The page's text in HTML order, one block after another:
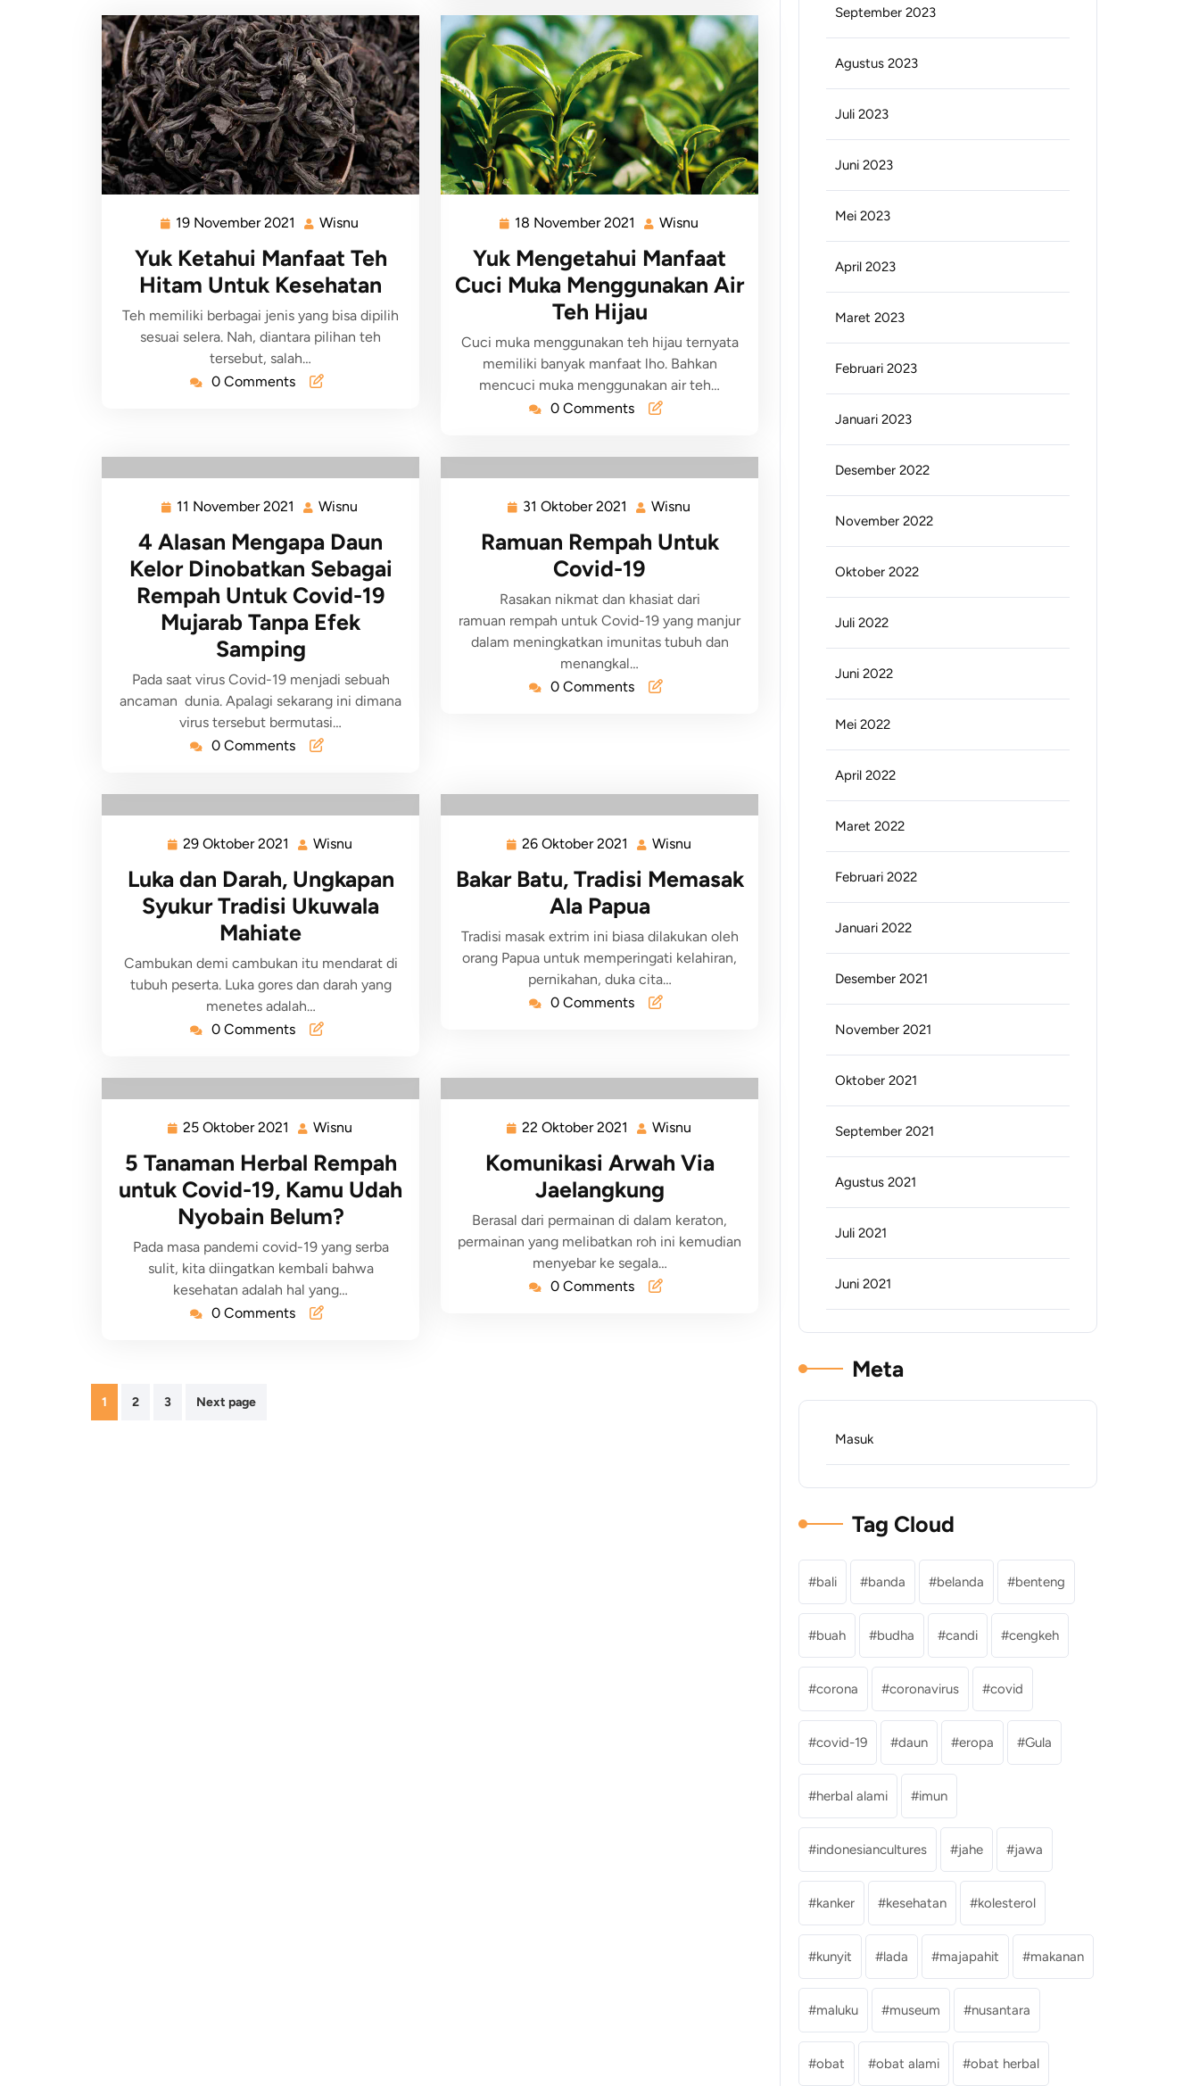
19 November 2021 Wisnu
Yuk Ketahui Manfaat Teh
Hitam Untuk Kesehatan
Teh memiliki berbagai jenis yang bisa dipilih
sesuai selera. Nah, diantara pilihan teh
tersebut, salah…
0 Comments
18 November 2021 Wisnu
Yuk Mengetahui Manfaat
Cuci Muka Menggunakan Air
Teh Hijau
Cuci muka menggunakan teh hijau ternyata
memiliki banyak manfaat lho. Bahkan
mencuci muka menggunakan air teh…
0 Comments
11 November 2021 Wisnu
4 Alasan Mengapa Daun
Kelor Dinobatkan Sebagai
Rempah Untuk Covid-19
Mujarab Tanpa Efek
Samping
Pada saat virus Covid-19 menjadi sebuah
ancaman dunia. Apalagi sekarang ini dimana
virus tersebut bermutasi…
0 Comments
31 Oktober 2021 Wisnu
Ramuan Rempah Untuk
Covid-19
Rasakan nikmat dan khasiat dari
ramuan rempah untuk Covid-19 yang manjur
dalam meningkatkan imunitas tubuh dan
menangkal…
0 Comments
29 Oktober 2021 Wisnu
Luka dan Darah, Ungkapan
Syukur Tradisi Ukuwala
Mahiate
Cambukan demi cambukan itu mendarat di
tubuh peserta. Luka gores dan darah yang
menetes adalah…
0 Comments
26 Oktober 2021 Wisnu
Bakar Batu, Tradisi Memasak
Ala Papua
Tradisi masak extrim ini biasa dilakukan oleh
orang Papua untuk memperingati kelahiran,
pernikahan, duka cita…
0 Comments
25 Oktober 2021 Wisnu
5 Tanaman Herbal Rempah
untuk Covid-19, Kamu Udah
Nyobain Belum?
Pada masa pandemi covid-19 yang serba
sulit, kita diingatkan kembali bahwa
kesehatan adalah hal yang…
0 Comments
22 Oktober 2021 Wisnu
Komunikasi Arwah Via
Jaelangkung
Berasal dari permainan di dalam keraton,
permainan yang melibatkan roh ini kemudian
menyebar ke segala…
0 Comments
1 2 3 Next page
September 2023
Agustus 2023
Juli 2023
Juni 2023
Mei 2023
April 2023
Maret 2023
Februari 2023
Januari 2023
Desember 2022
November 2022
Oktober 2022
Juli 2022
Juni 2022
Mei 2022
April 2022
Maret 2022
Februari 2022
Januari 2022
Desember 2021
November 2021
Oktober 2021
September 2021
Agustus 2021
Juli 2021
Juni 2021
Meta
Masuk
Tag Cloud
bali banda belanda benteng
buah budha candi cengkeh
corona coronavirus covid
covid-19 daun eropa Gula
herbal alami imun
indonesiancultures jahe jawa
kanker kesehatan kolesterol
kunyit lada majapahit makanan
maluku museum nusantara
obat obat alami obat herbal